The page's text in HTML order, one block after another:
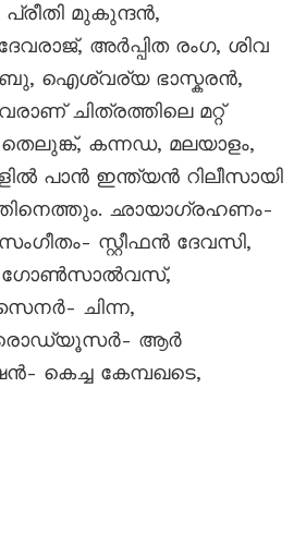
മുകുന്ദൻ,
അർപ്പിത രംഗ, ശിവ
ഐശ്വര്യ ഭാസ്കരൻ,
ചിത്രത്തിലെ മറ്റ്
കന്നഡ, മലയാളം,
പാൻ ഇന്ത്യൻ റിലീസായി
ഛായാഗ്രഹണം-
സ്റ്റീഫൻ ദേവസി,
ഗോൺസാൽവസ്,
ചിന്ന,
ആർ
കെച്ച കേമ്പഖടെ,